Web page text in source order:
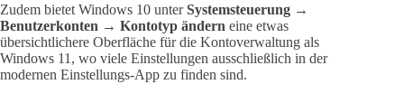
Zudem bietet Windows 10 unterSystemsteuerung →
Benutzerkonten → Kontotyp ändern eine etwas
übersichtlichere Oberfläche für die Kontoverwaltung als
Windows 11, wo viele Einstellungen ausschließlich in der
modernen Einstellungs-App zu finden sind.